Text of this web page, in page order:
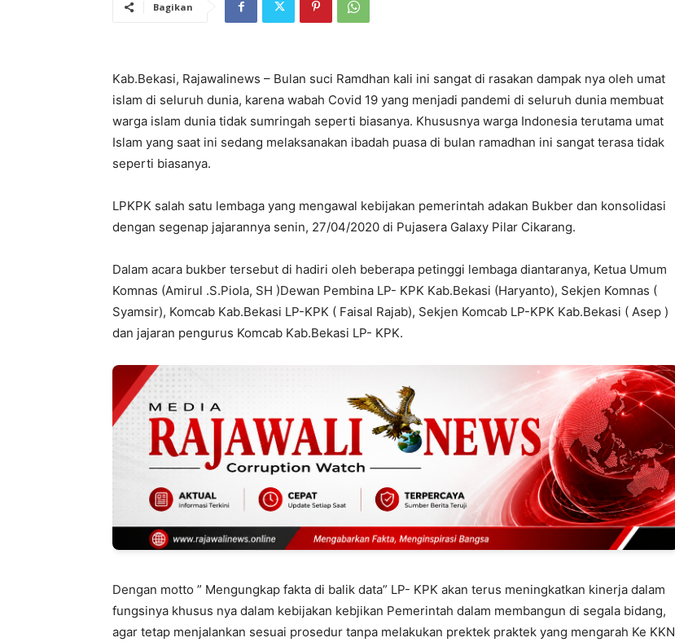
Bagikan
Kab.Bekasi, Rajawalinews – Bulan suci Ramdhan kali ini sangat di rasakan dampak nya oleh umat
islam di seluruh dunia, karena wabah Covid 19 yang menjadi pandemi di seluruh dunia membuat
warga islam dunia tidak sumringah seperti biasanya. Khususnya warga Indonesia terutama umat
Islam yang saat ini sedang melaksanakan ibadah puasa di bulan ramadhan ini sangat terasa tidak
seperti biasanya.
LPKPK salah satu lembaga yang mengawal kebijakan pemerintah adakan Bukber dan konsolidasi
dengan segenap jajarannya senin, 27/04/2020 di Pujasera Galaxy Pilar Cikarang.
Dalam acara bukber tersebut di hadiri oleh beberapa petinggi lembaga diantaranya, Ketua Umum
Komnas (Amirul .S.Piola, SH )Dewan Pembina LP- KPK Kab.Bekasi (Haryanto), Sekjen Komnas (
Syamsir), Komcab Kab.Bekasi LP-KPK ( Faisal Rajab), Sekjen Komcab LP-KPK Kab.Bekasi ( Asep )
dan jajaran pengurus Komcab Kab.Bekasi LP- KPK.
Dengan motto ” Mengungkap fakta di balik data” LP- KPK akan terus meningkatkan kinerja dalam
fungsinya khusus nya dalam kebijakan kebjikan Pemerintah dalam membangun di segala bidang,
agar tetap menjalankan sesuai prosedur tanpa melakukan prektek praktek yang mengarah Ke KKN